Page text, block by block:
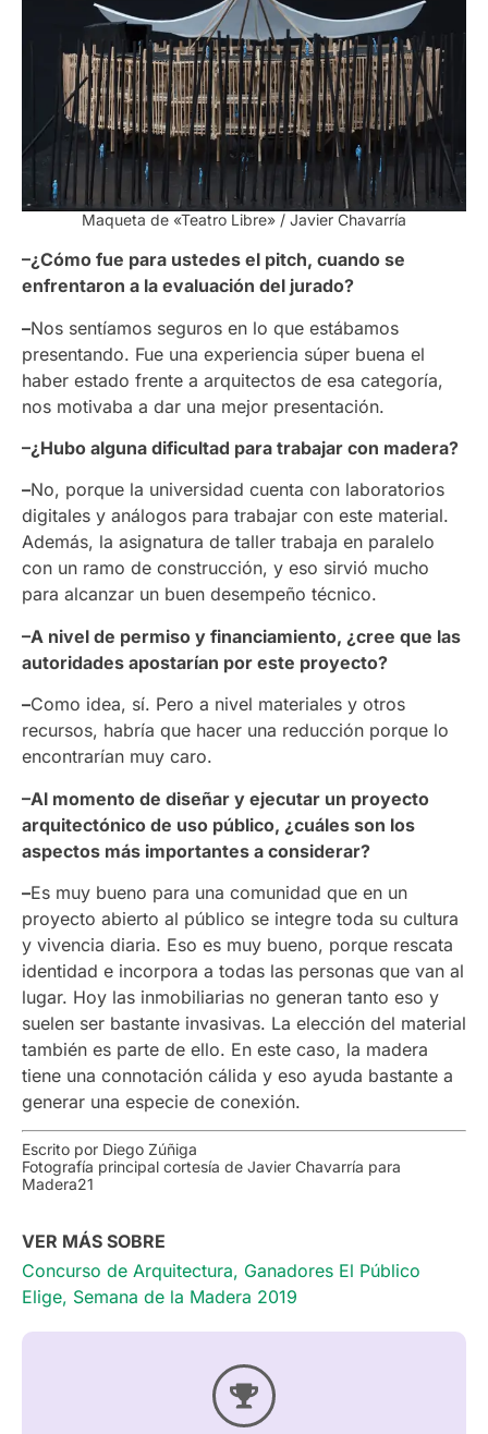
Maqueta de «Teatro Libre» / Javier Chavarría
–¿Cómo fue para ustedes el pitch, cuando se
enfrentaron a la evaluación del jurado?
–Nos sentíamos seguros en lo que estábamos
presentando. Fue una experiencia súper buena el
haber estado frente a arquitectos de esa categoría,
nos motivaba a dar una mejor presentación.
–¿Hubo alguna dificultad para trabajar con madera?
–No, porque la universidad cuenta con laboratorios
digitales y análogos para trabajar con este material.
Además, la asignatura de taller trabaja en paralelo
con un ramo de construcción, y eso sirvió mucho
para alcanzar un buen desempeño técnico.
–A nivel de permiso y financiamiento, ¿cree que las
autoridades apostarían por este proyecto?
–Como idea, sí. Pero a nivel materiales y otros
recursos, habría que hacer una reducción porque lo
encontrarían muy caro.
–Al momento de diseñar y ejecutar un proyecto
arquitectónico de uso público, ¿cuáles son los
aspectos más importantes a considerar?
–Es muy bueno para una comunidad que en un
proyecto abierto al público se integre toda su cultura
y vivencia diaria. Eso es muy bueno, porque rescata
identidad e incorpora a todas las personas que van al
lugar. Hoy las inmobiliarias no generan tanto eso y
suelen ser bastante invasivas. La elección del material
también es parte de ello. En este caso, la madera
tiene una connotación cálida y eso ayuda bastante a
generar una especie de conexión.
Escrito por Diego Zúñiga
Fotografía principal cortesía de Javier Chavarría para
Madera21
VER MÁS SOBRE
Concurso de Arquitectura, Ganadores El Público
Elige, Semana de la Madera 2019